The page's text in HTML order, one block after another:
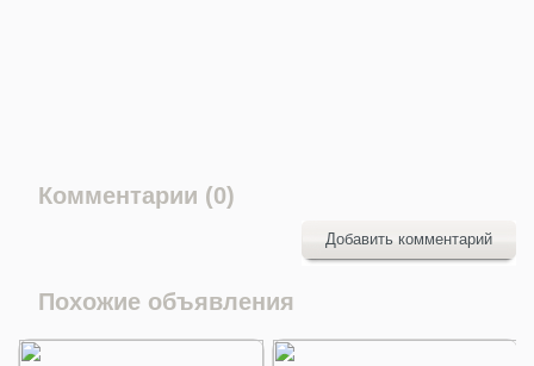
Комментарии (0)
Добавить комментарий
Похожие объявления